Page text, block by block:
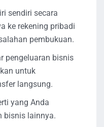
sendiri secara
ke rekening pribadi
pembukuan.
pengeluaran bisnis
untuk
langsung.
yang Anda
bisnis lainnya.